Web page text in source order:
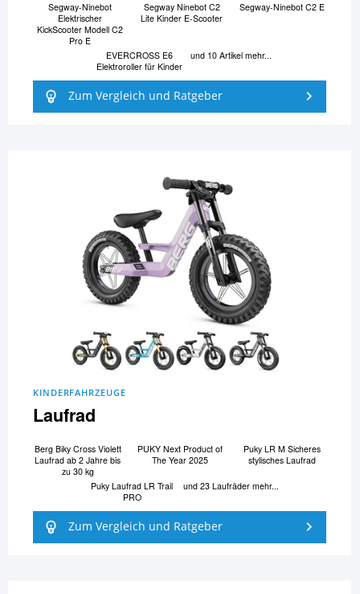
Segway-Ninebot
Elektrischer
KickScooter Modell C2
Pro E
Segway Ninebot C2
Lite Kinder E-Scooter
Segway-Ninebot C2 E
EVERCROSS E6
Elektroroller für Kinder
und 10 Artikel mehr...
Zum Vergleich und Ratgeber
KINDERFAHRZEUGE
Laufrad
Berg Biky Cross Violett
Laufrad ab 2 Jahre bis
zu 30 kg
PUKY Next Product of
The Year 2025
Puky LR M Sicheres
stylisches Laufrad
Puky Laufrad LR Trail
PRO
und 23 Laufräder mehr...
Zum Vergleich und Ratgeber